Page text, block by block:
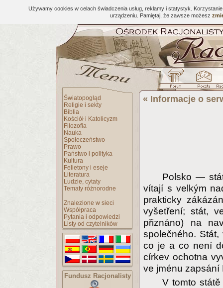
Używamy cookies w celach świadczenia usług, reklamy i statystyk.
urządzeniu. Pamiętaj, że zawsze możesz
Światopogląd
Religie i sekty
Biblia
Kościół i Katolicyzm
Filozofia
Nauka
Społeczeństwo
Prawo
Państwo i polityka
Kultura
Felietony i eseje
Literatura
Ludzie, cytaty
Tematy różnorodne
Znalezione w sieci
Współpraca
Pytania i odpowiedzi
Listy od czytelników
Fundusz Racjonalisty
« Informacje o
Polsko —
vítají s velkým
prakticky
vyšetření; stát,
přiznáno) na
společného.
co je a co není
církev ochotna
ve jménu zapsání
V tomto